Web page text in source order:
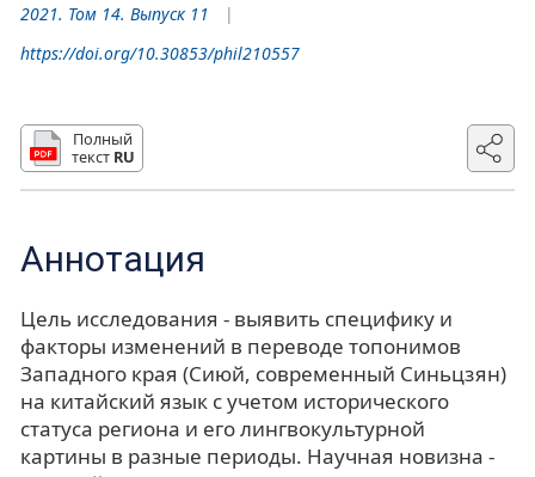
2021. Том 14. Выпуск 11
https://doi.org/10.30853/phil210557
Полный
текст RU
Аннотация
Цель исследования - выявить специфику и
факторы изменений в переводе топонимов
Западного края (Сиюй, современный Синьцзян)
на китайский язык с учетом исторического
статуса региона и его лингвокультурной
картины в разные периоды. Научная новизна -